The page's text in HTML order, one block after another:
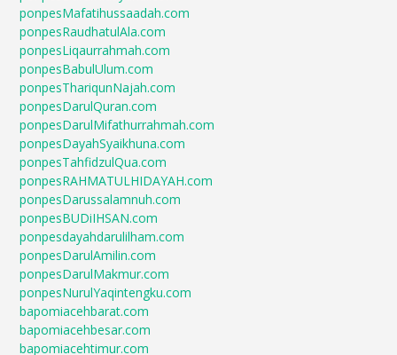
ponpesMafatihussaadah.com
ponpesRaudhatulAla.com
ponpesLiqaurrahmah.com
ponpesBabulUlum.com
ponpesThariqunNajah.com
ponpesDarulQuran.com
ponpesDarulMifathurrahmah.com
ponpesDayahSyaikhuna.com
ponpesTahfidzulQua.com
ponpesRAHMATULHIDAYAH.com
ponpesDarussalamnuh.com
ponpesBUDiIHSAN.com
ponpesdayahdarulilham.com
ponpesDarulAmilin.com
ponpesDarulMakmur.com
ponpesNurulYaqintengku.com
bapomiacehbarat.com
bapomiacehbesar.com
bapomiacehtimur.com